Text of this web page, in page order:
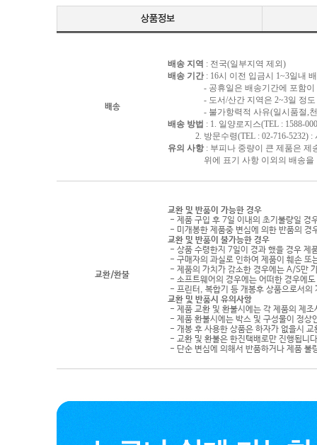
배송
배송 지역 : 전국(일부지역 제외)
배송 기간 : 16시 이전 입금시 1~3일내
- 공휴일은 배송기간에 포함이
- 도서/산간 지역은 2~3일 정도
- 불가항력적 사유(일시품절,천재
배송 방법 : 1. 일양로지스(TEL : 1588-
2. 방문수령(TEL : 02-716-5232) :
유의 사항: 부피나 중량이 큰 제품은 제
위에 표기 사항 이외의 배송을 원
교환/환불
교환 및 반품이 가능한 경우
- 제품 구입 후 7일 이내의 초기불량일 경
- 미개봉한 제품중 변심에 의한 반품의 경
교환 및 반품이 불가능한 경우
- 상품 수령한지 7일이 경과 했을 경우 제
- 구매자의 과실로 인하여 제품이 훼손 또
- 제품의 가치가 감소한 경우에는 A/S만
- 소프트웨어의 경우에는 어떠한 경우에
- 프린터, 복합기 등 개봉후 상품으로서의
교환 및 반품시 유의사항
- 제품 교환 및 환불시에는 각 제품의 제
- 제품 환불시에는 박스 및 구성물이 정상
- 개봉 후 사용한 상품은 하자가 없을시
- 교환 및 환불은 한진택배로만 진행됩니
- 단순 변심에 의해서 반품하거나 제품